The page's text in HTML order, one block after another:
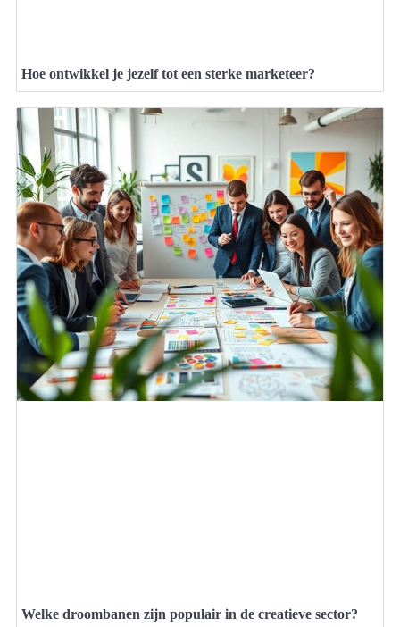
Hoe ontwikkel je jezelf tot een sterke marketeer?
Welke droombanen zijn populair in de creatieve sector?